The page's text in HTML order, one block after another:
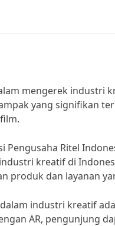
mengerek industri
yang signifikan
Pengusaha Ritel
kreatif di
produk dan layanan
industri kreatif
AR, pengunjung